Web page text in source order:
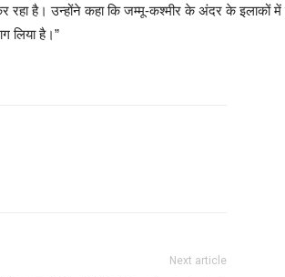
रहा है। उन्होंने कहा कि जम्मू-कश्मीर के अंदर के इलाकों
लिया है।”
Next article